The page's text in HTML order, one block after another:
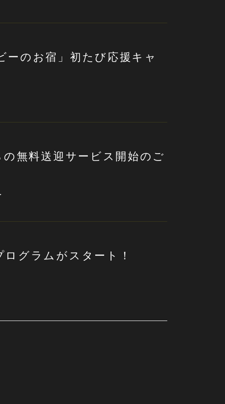
ーのお宿」初たび応援キャ
の無料送迎サービス開始のご
グラムがスタート！